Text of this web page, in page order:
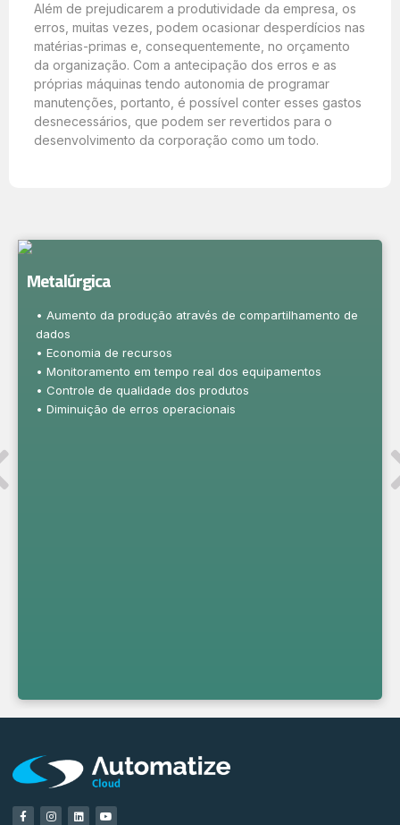
Além de prejudicarem a produtividade da empresa, os
erros, muitas vezes, podem ocasionar desperdícios nas
matérias-primas e, consequentemente, no orçamento
da organização. Com a antecipação dos erros e as
próprias máquinas tendo autonomia de programar
manutenções, portanto, é possível conter esses gastos
desnecessários, que podem ser revertidos para o
desenvolvimento da corporação como um todo.
Metalúrgica
• Aumento da produção através de compartilhamento de
dados
• Economia de recursos
• Monitoramento em tempo real dos equipamentos
• Controle de qualidade dos produtos
• Diminuição de erros operacionais